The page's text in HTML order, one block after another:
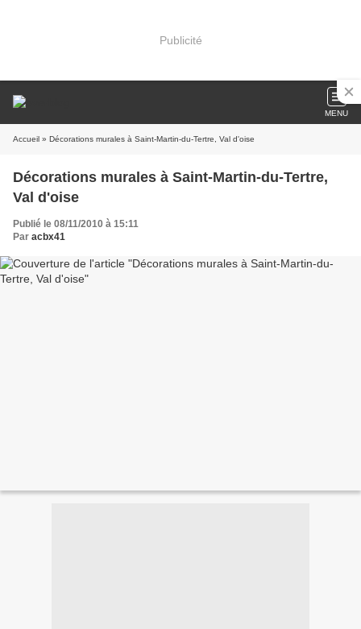
Publicité
MENU
Accueil » Décorations murales à Saint-Martin-du-Tertre, Val d'oise
Décorations murales à Saint-Martin-du-Tertre,
Val d'oise
Publié le 08/11/2010 à 15:11
Par acbx41